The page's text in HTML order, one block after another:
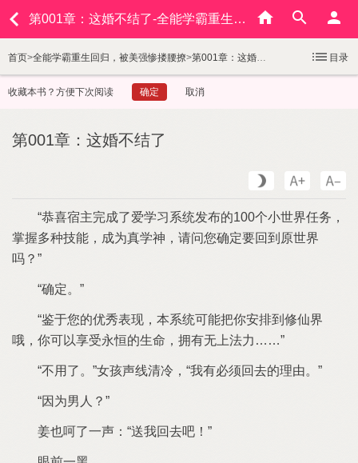
第001章：这婚不结了-全能学霸重生回归，被美强惨搂腰撩
首页>全能学霸重生回归，被美强惨搂腰撩>第001章：这婚不结了 目录
收藏本书？方便下次阅读 确定 取消
第001章：这婚不结了
恭喜宿主完成 爱学习系统发布
100个小世界任务
掌握多种技能
成为真学神
请问您确定要回到原世界
吗？
确定
鉴于您 优秀表现 本系统
能把你安排到修仙界
哦
你 以享受永恒 生命 拥有无 法力……
用 女孩声线清冷 我有必须回 理由
因为男 ？
呵 声： 送我回 吧！